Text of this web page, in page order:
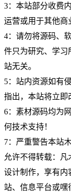
3：本站部分收费
运营或用于其他商
4：请勿将源码、
件只为研究、学习
站无关。
5：站内资源如有
指出，本站将立即
6：素材源码均为
何技术支持！
7：严重警告本站
允许不得转载：
设计制作，享有内
站、信息平台或